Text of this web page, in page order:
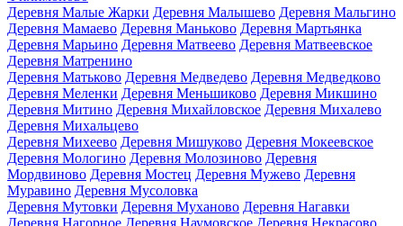
Деревня Малые Жарки Деревня Малышево Деревня Мальгино
Деревня Мамаево Деревня Маньково Деревня Мартьянка
Деревня Марьино Деревня Матвеево Деревня Матвеевское
Деревня Матренино
Деревня Матьково Деревня Медведево Деревня Медведково
Деревня Меленки Деревня Меньшиково Деревня Микшино
Деревня Митино Деревня Михайловское Деревня Михалево
Деревня Михальцево
Деревня Михеево Деревня Мишуково Деревня Мокеевское
Деревня Мологино Деревня Молозиново Деревня
Мордвиново Деревня Мостец Деревня Мужево Деревня
Муравино Деревня Мусоловка
Деревня Мутовки Деревня Муханово Деревня Нагавки